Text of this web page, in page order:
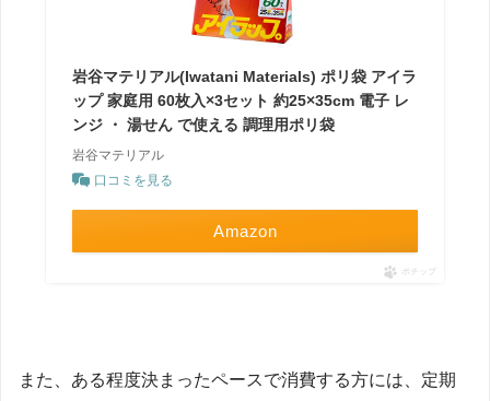
岩谷マテリアル(Iwatani Materials) ポリ袋 アイラ
ップ 家庭用 60枚入×3セット 約25×35cm 電子 レ
ンジ ・ 湯せん で使える 調理用ポリ袋
岩谷マテリアル
口コミを見る
Amazon
ポチップ
また、ある程度決まったペースで消費する方には、定期